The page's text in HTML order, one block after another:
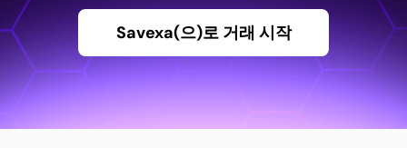
Savexa(으)로 거래 시작